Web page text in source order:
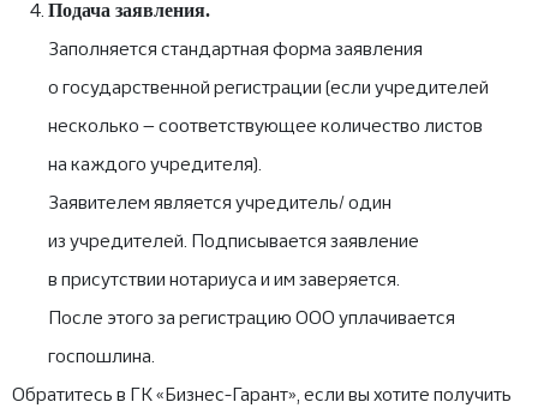
Подача заявления.
Заполняется стандартная форма заявления
о государственной регистрации (если учредителей
несколько — соответствующее количество листов
на каждого учредителя).
Заявителем является учредитель/ один
из учредителей. Подписывается заявление
в присутствии нотариуса и им заверяется.
После этого за регистрацию ООО уплачивается
госпошлина.
Обратитесь в ГК «Бизнес-Гарант», если вы хотите получить